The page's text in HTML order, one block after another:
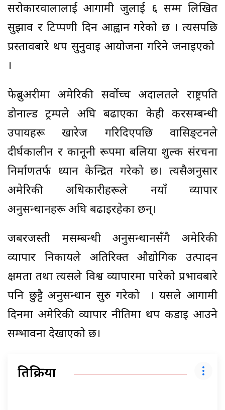
सरोकारवालालाई आगामी जुलाई ६ सम्म लिखित
सुझाव र टिप्पणी दिन आह्वान गरेको छ । त्यसपछि
प्रस्तावबारे थप सुनुवाइ आयोजना गरिने जनाइएको
।
फेब्रुअरीमा अमेरिकी सर्वोच्च अदालतले राष्ट्रपति
डोनाल्ड ट्रम्पले अघि बढाएका केही करसम्बन्धी
उपायहरू खारेज गरिदिएपछि वासिङ्टनले
दीर्घकालीन र कानूनी रूपमा बलिया शुल्क संरचना
निर्माणतर्फ ध्यान केन्द्रित गरेको छ। त्यसैअनुसार
अमेरिकी अधिकारीहरूले नयाँ व्यापार
अनुसन्धानहरू अघि बढाइरहेका छन्।
जबरजस्ती श्रमसम्बन्धी अनुसन्धानसँगै अमेरिकी
व्यापार निकायले अतिरिक्त औद्योगिक उत्पादन
क्षमता तथा त्यसले विश्व व्यापारमा पारेको प्रभावबारे
पनि छुट्टै अनुसन्धान सुरु गरेको । यसले आगामी
दिनमा अमेरिकी व्यापार नीतिमा थप कडाइ आउने
सम्भावना देखाएको छ।
प्रतिक्रिया